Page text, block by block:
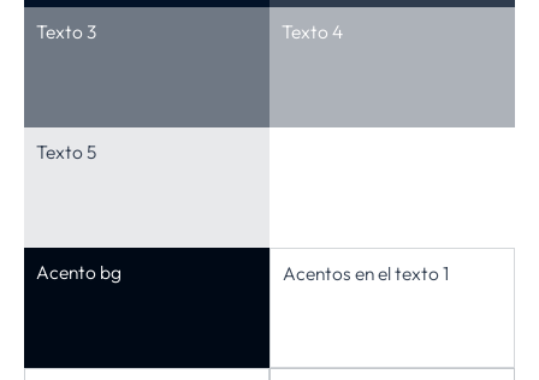
Texto 3 Texto 4
Texto 5
Acento bg Acentos en el texto 1